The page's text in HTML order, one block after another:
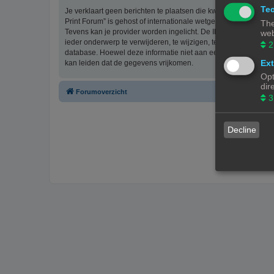
Je verklaart geen berichten te plaatsen die kwetsend,
Print Forum” is gehost of internationale wetgeving kunnen
Tevens kan je provider worden ingelicht. De IP-adressen van
ieder onderwerp te verwijderen, te wijzigen, te sluiten of te
database. Hoewel deze informatie niet aan een derde partij
kan leiden dat de gegevens vrijkomen.
Forumoverzicht
2
3
Decline